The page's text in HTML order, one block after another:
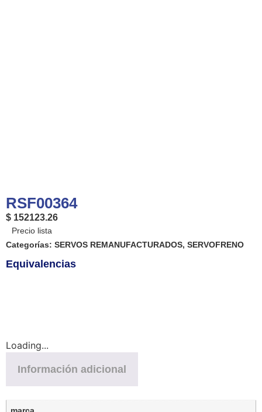
RSF00364
$ 152123.26
Categorías: SERVOS REMANUFACTURADOS, SERVOFRENO
Equivalencias
Loading...
Información adicional